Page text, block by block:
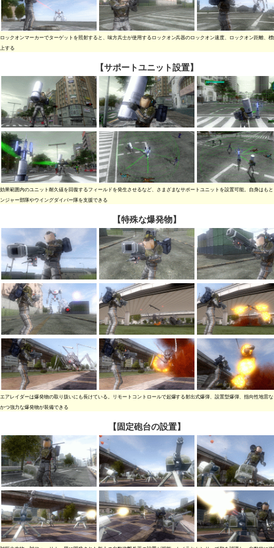
ロックオンマーカーでターゲットを照射すると、味方兵士が使用するロックオン兵器のロックオン速度、ロックオン距離、
上する
【サポートユニット設置】
効果範囲内のユニット耐久値を回復するフィールドを発生させるなど、さまざまなサポートユニットを設置可能。自身はも
ンジャー部隊やウイングダイバー隊を支援できる
【特殊な爆発物】
エアレイダーは爆発物の取り扱いにも長けている。リモートコントロールで起爆する射出式爆弾、設置型爆弾、指向性地雷
かつ強力な爆発物が装備できる
【固定砲台の設置】